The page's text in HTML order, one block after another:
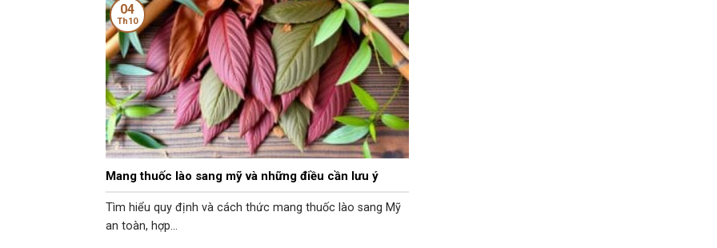
Mang thuốc lào sang mỹ và những điều cần lưu ý
Tìm hiểu quy định và cách thức mang thuốc lào sang Mỹ
an toàn, hợp...
04
Th10